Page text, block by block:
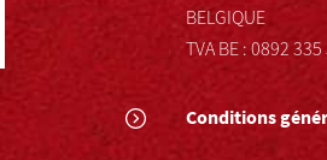
BELGIQUE
TVA BE : 0892 335
Conditions